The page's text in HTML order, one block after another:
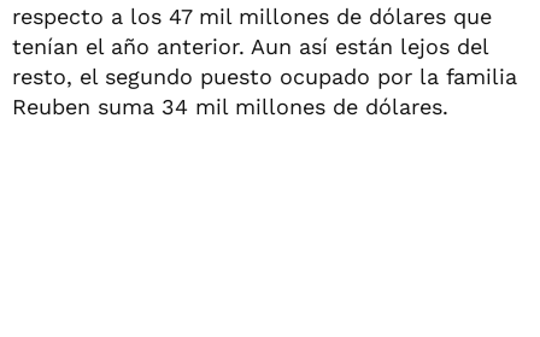
respecto a los 47 mil millones de dólares que
tenían el año anterior. Aun así están lejos del
resto, el segundo puesto ocupado por la familia
Reuben suma 34 mil millones de dólares.